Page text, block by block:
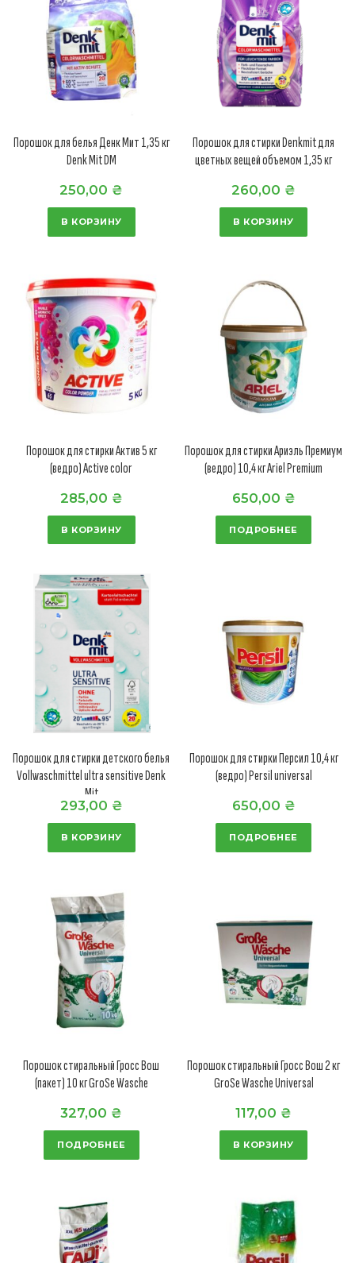
Порошок для белья Денк Мит 1,35 кг
Denk Mit DM
250,00 ₴
В КОРЗИНУ
Порошок для стирки Denkmit для
цветных вещей объемом 1,35 кг
260,00 ₴
В КОРЗИНУ
Порошок для стирки Актив 5 кг
(ведро) Active color
285,00 ₴
В КОРЗИНУ
Порошок для стирки Ариэль Премиум
(ведро) 10,4 кг Ariel Premium
650,00 ₴
ПОДРОБНЕЕ
Порошок для стирки детского белья
Vollwaschmittel ultra sensitive Denk
Mit
293,00 ₴
В КОРЗИНУ
Порошок для стирки Персил 10,4 кг
(ведро) Persil universal
650,00 ₴
ПОДРОБНЕЕ
Порошок стиральный Гросс Вош
(пакет) 10 кг GroSe Wasche
327,00 ₴
ПОДРОБНЕЕ
Порошок стиральный Гросс Вош 2 кг
GroSe Wasche Universal
117,00 ₴
В КОРЗИНУ